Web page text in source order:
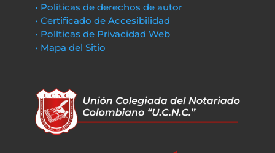
• Políticas de derechos de autor
• Certificado de Accesibilidad
• Políticas de Privacidad Web
• Mapa del Sitio